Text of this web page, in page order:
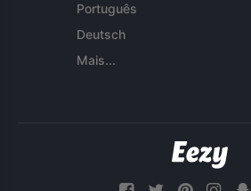
Português
Deutsch
Mais...